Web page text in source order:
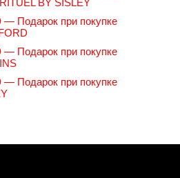
Подарок при покупке
Подарок при покупке
Подарок при покупке